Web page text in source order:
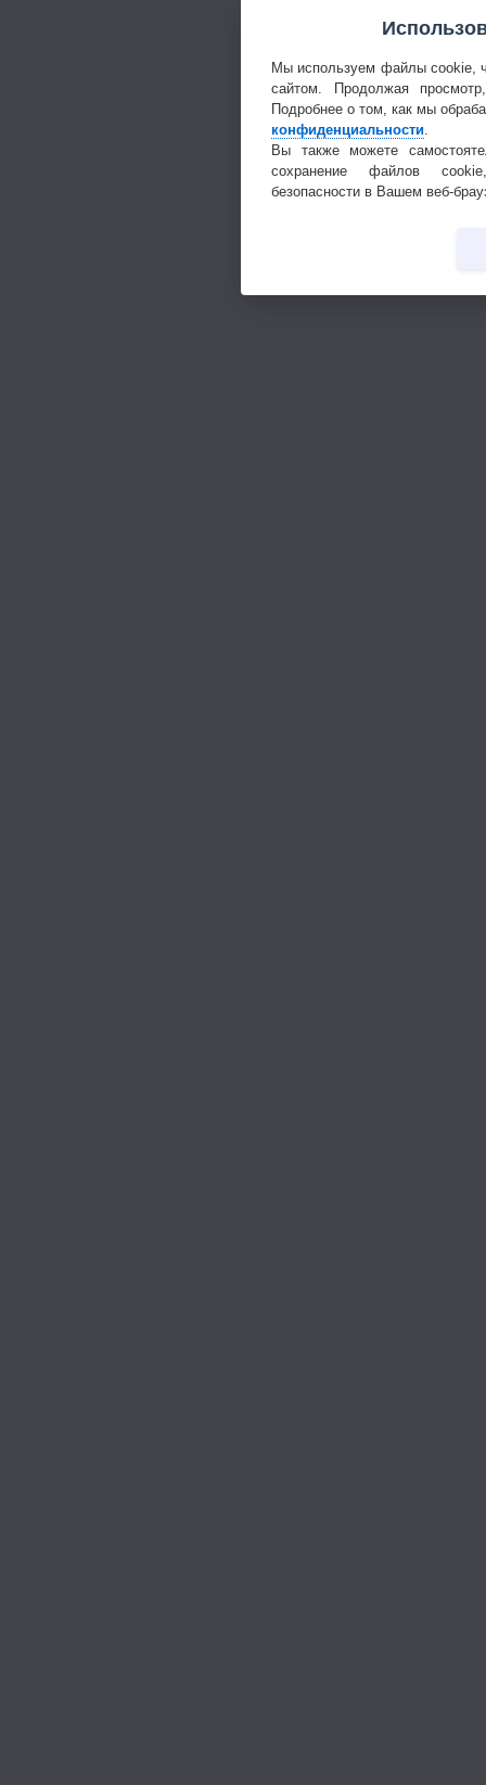
Мы используем файлы cookie,
сайтом. Продолжая
Подробнее о том, как мы
конфиденциальности
Вы также можете
сохранение файлов
безопасности в Вашем веб-